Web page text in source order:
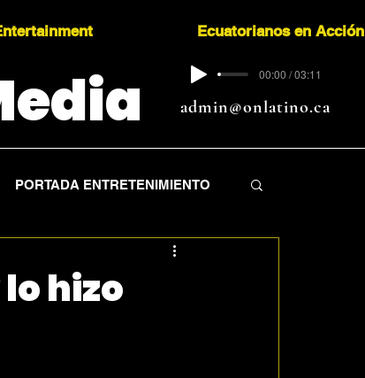
Ecuatorianos en Acción
admin@onlatino.ca
00:00 / 03:11
PORTADA ENTRETENIMIENTO
hizo